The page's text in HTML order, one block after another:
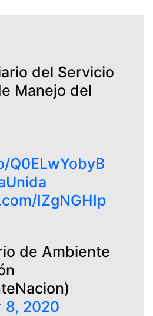
del Servicio
Manejo del
Q0ELwYobyB
IZgNGHIp
de Ambiente
8, 2020